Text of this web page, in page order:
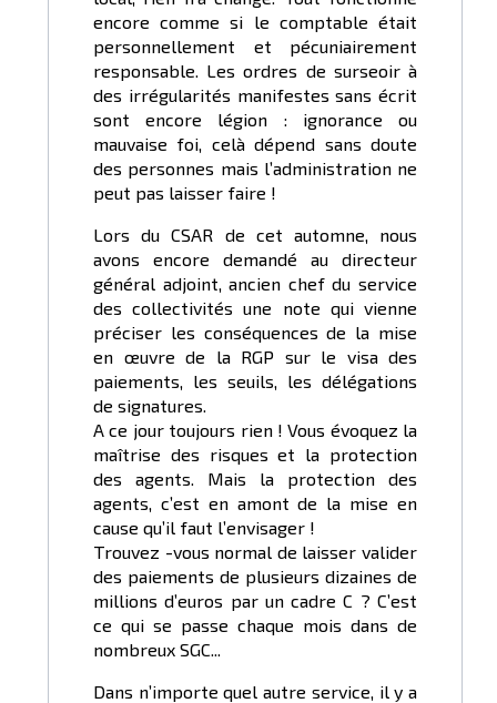
encore comme si le comptable était
personnellement et pécuniairement
responsable. Les ordres de surseoir à
des irrégularités manifestes sans écrit
sont encore légion : ignorance ou
mauvaise foi, celà dépend sans doute
des personnes mais l’administration ne
peut pas laisser faire !
Lors du CSAR de cet automne, nous
avons encore demandé au directeur
général adjoint, ancien chef du service
des collectivités une note qui vienne
préciser les conséquences de la mise
en œuvre de la RGP sur le visa des
paiements, les seuils, les délégations
de signatures.
A ce jour toujours rien ! Vous évoquez la
maîtrise des risques et la protection
des agents. Mais la protection des
agents, c’est en amont de la mise en
cause qu’il faut l’envisager !
Trouvez -vous normal de laisser valider
des paiements de plusieurs dizaines de
millions d’euros par un cadre C ? C’est
ce qui se passe chaque mois dans de
nombreux SGC...
Dans n’importe quel autre service, il y a